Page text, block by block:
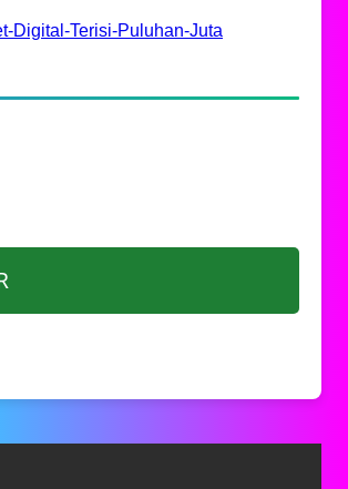
Digital-Terisi-Puluhan-Juta